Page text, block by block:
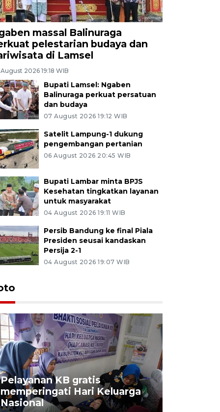
massal Balinuraga
pelestarian budaya dan
di Lamsel
2026 19:18 WIB
Bupati Lamsel: Ngaben
Balinuraga perkuat persatuan
dan budaya
07 August 2026 19:12 WIB
Satelit Lampung-1 dukung
pengembangan pertanian
06 August 2026 20:45 WIB
Bupati Lambar minta BPJS
Kesehatan tingkatkan layanan
untuk masyarakat
04 August 2026 19:11 WIB
Persib Bandung ke final Piala
Presiden seusai kandaskan
Persija 2-1
04 August 2026 19:07 WIB
Pelayanan KB gratis
memperingati Hari Keluarga
Nasional